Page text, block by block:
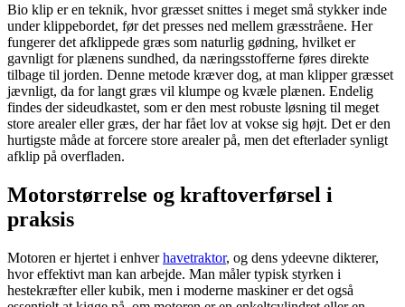
Bio klip er en teknik, hvor græsset snittes i meget små stykker inde
under klippebordet, før det presses ned mellem græsstråene. Her
fungerer det afklippede græs som naturlig gødning, hvilket er
gavnligt for plænens sundhed, da næringsstofferne føres direkte
tilbage til jorden. Denne metode kræver dog, at man klipper græsset
jævnligt, da for langt græs vil klumpe og kvæle plænen. Endelig
findes der sideudkastet, som er den mest robuste løsning til meget
store arealer eller græs, der har fået lov at vokse sig højt. Det er den
hurtigste måde at forcere store arealer på, men det efterlader synligt
afklip på overfladen.
Motorstørrelse og kraftoverførsel i
praksis
Motoren er hjertet i enhverhavetraktor, og dens ydeevne dikterer,
hvor effektivt man kan arbejde. Man måler typisk styrken i
hestekræfter eller kubik, men i moderne maskiner er det også